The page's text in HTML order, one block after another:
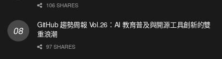
106 SHARES
GitHub 趨勢周報 Vol.26：AI 教育普及與開源工具創新的雙
重浪潮
97 SHARES